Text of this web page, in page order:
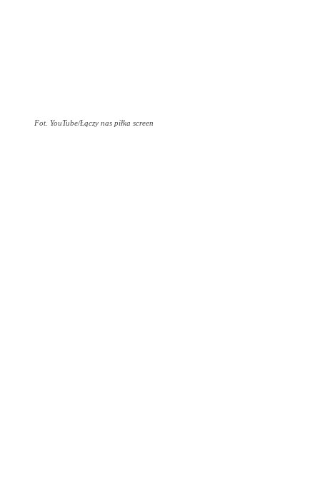
Fot. YouTube/Łączy nas piłka screen